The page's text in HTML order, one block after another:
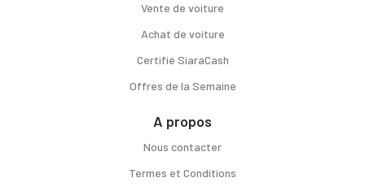
Vente de voiture
Achat de voiture
Certifié SiaraCash
Offres de la Semaine
A propos
Nous contacter
Termes et Conditions